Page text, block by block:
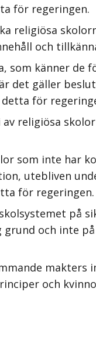
för regeringen.
religiösa
och
som känner
gäller
för
religiösa
som inte har
utebliven
för regeringen.
på
och inte
makters
och